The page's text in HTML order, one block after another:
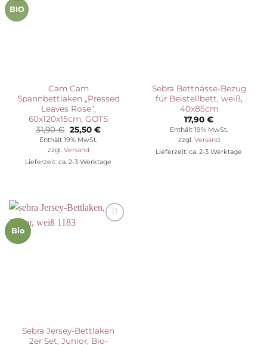
BIO
Cam Cam
Spannbettlaken „Pressed
Leaves Rose“,
60x120x15cm, GOTS
31,90€ Ursprünglicher
Preis
war:
31,90 €
25,50 €Aktueller
Enthält 19% MwSt.
zzgl. Versand
Lieferzeit: ca. 2-3 Werktage
Sebra Bettnässe-Bezug
für Beistellbett, weiß,
40x85cm
17,90 €
Enthält 19% MwSt.
zzgl. Versand
Lieferzeit: ca. 2-3 Werktage
Bio
Sebra Jersey-Bettlaken
2er Set, Junior, Bio-